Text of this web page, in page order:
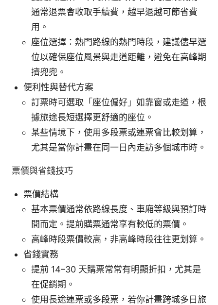
通常退票會收取手續費，越早退越可節省費
用。
座位選擇：熱門路線的熱門時段，建議儘早選
位以確保座位風景與走道距離，避免在高峰期
擠兜兜。
便利性與替代方案
訂票時可選取「座位偏好」如靠窗或走道，根
據旅途長短選擇更舒適的座位。
某些情境下，使用多段票或連票會比較划算，
尤其是當你計畫在同一日內走訪多個城市時。
票價與省錢技巧
票價結構
基本票價通常依路線長度、車廂等級與預訂時
間而定。提前購票通常享有較低的票價。
高峰時段票價較高，非高峰時段往往更划算。
省錢實務
提前 14–30 天購票常常有明顯折扣，尤其是
在促銷期。
使用長途連票或多段票，若你計畫跨城多日旅